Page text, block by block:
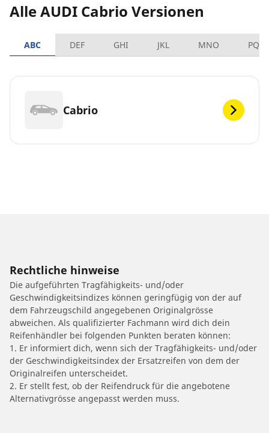
Alle AUDI Cabrio Versionen
ABC DEF GHI JKL MNO PQRS
Cabrio
Rechtliche hinweise
Die aufgeführten Tragfähigkeits- und/oder
Geschwindigkeitsindizes können geringfügig von der auf
dem Fahrzeugschild angegebenen Originalgrösse
abweichen. Als qualifizierter Fachmann wird dich dein
Reifenhändler bei folgenden Punkten beraten können:
1. Er informiert dich, wenn sich der Tragfähigkeits- und/oder
der Geschwindigkeitsindex der Ersatzreifen von dem der
Originalreifen unterscheidet.
2. Er stellt fest, ob der Reifendruck für die angebotene
Alternativgrösse angepasst werden muss.